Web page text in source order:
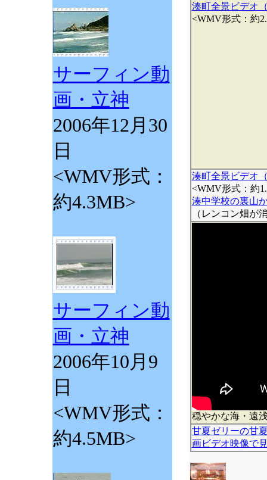
サーフィン動
画・立神
2006年12月30
日
<WMV形式：
約4.3MB>
サーフィン動
画・立神
2006年10月9
日
<WMV形式：
約4.5MB>
湊町全景ビデオ
<WMV形式：約
湊町全景ビデオ
<WMV形式：約
湊中学校の裏山
（レンコン畑が
穏やかな海・遠
甘夏ゼリーの甘
画ビデオ映像で